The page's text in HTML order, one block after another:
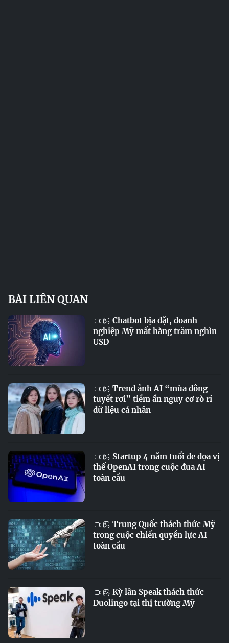
BÀI LIÊN QUAN
Chatbot bịa đặt, doanh
nghiệp Mỹ mất hàng trăm nghìn
USD
Trend ảnh AI “mùa đông
tuyết rơi” tiềm ẩn nguy cơ rò rỉ
dữ liệu cá nhân
Startup 4 năm tuổi đe dọa vị
thế OpenAI trong cuộc đua AI
toàn cầu
Trung Quốc thách thức Mỹ
trong cuộc chiến quyền lực AI
toàn cầu
Kỳ lân Speak thách thức
Duolingo tại thị trường Mỹ